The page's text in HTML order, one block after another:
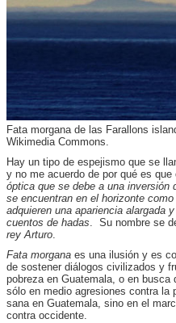
Fata morgana de las Farallons
Wikimedia Commons.
Hay un tipo de espejismo que se
y no me acuerdo de por qué es
óptica que se debe a una inversión
se encuentran en el horizonte
adquieren una apariencia alargada
cuentos de hadas. Su nombre se
rey Arturo.
Fata morgana es una ilusión y es
de sostener diálogos civilizados y
pobreza en Guatemala, o en busca
sólo en medio agresiones contra la
sana en Guatemala, sino en el
contra occidente.